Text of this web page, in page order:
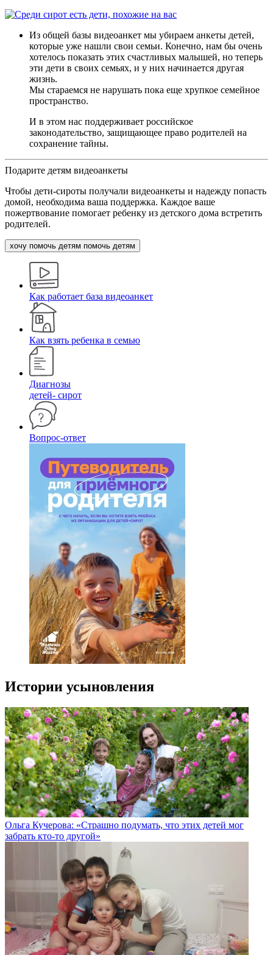
Из общей базы видеоанкет мы убираем анкеты детей,
которые уже нашли свои семьи. Конечно, нам бы очень
хотелось показать этих счастливых малышей, но теперь
эти дети в своих семьях, и у них начинается другая
жизнь.
Мы стараемся не нарушать пока еще хрупкое семейное
пространство.
И в этом нас поддерживает российское
законодательство, защищающее право родителей на
сохранение тайны.
Подарите детям видеоанкеты
Чтобы дети-сироты получали видеоанкеты и надежду попасть
домой, необходима ваша поддержка. Каждое ваше
пожертвование помогает ребенку из детского дома встретить
родителей.
хочу помочь детям помочь детям
Как работает база видеоанкет
Как взять ребенка в семью
Диагнозы
детей- сирот
Вопрос-ответ
Истории усыновления
Ольга Кучерова: «Страшно подумать, что этих детей мог
забрать кто-то другой»